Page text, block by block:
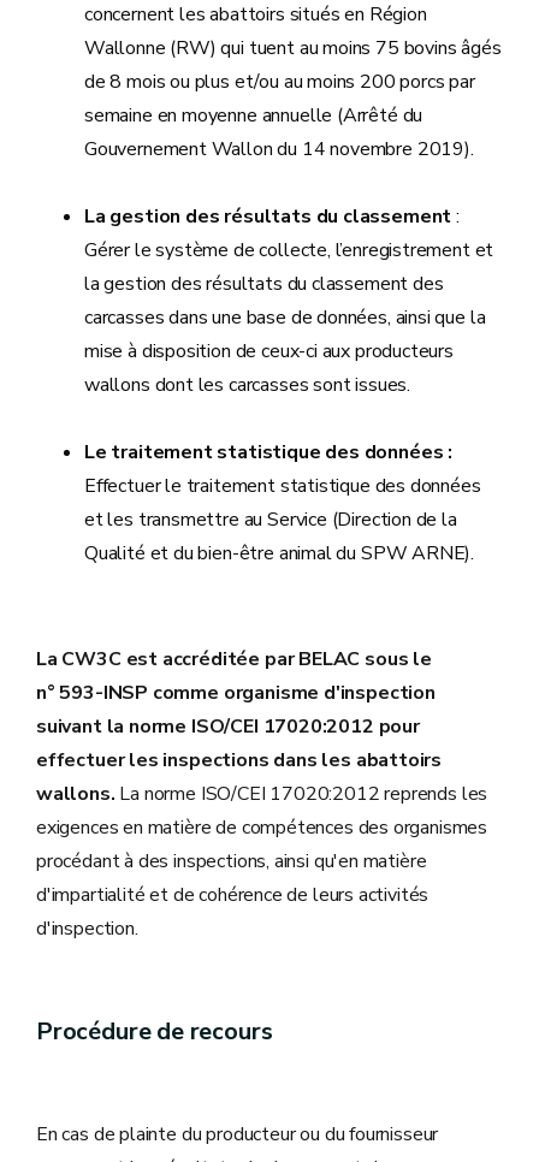
concernent les abattoirs situés en Région
Wallonne (RW) qui tuent au moins 75 bovins âgés
de 8 mois ou plus et/ou au moins 200 porcs par
semaine en moyenne annuelle (Arrêté du
Gouvernement Wallon du 14 novembre 2019).
La gestion des résultats du classement:
Gérer le système de collecte, l’enregistrement et
la gestion des résultats du classement des
carcasses dans une base de données, ainsi que la
mise à disposition de ceux-ci aux producteurs
wallons dont les carcasses sont issues.
Le traitement statistique des données :
Effectuer le traitement statistique des données
et les transmettre au Service (Direction de la
Qualité et du bien-être animal du SPW ARNE).
La CW3C est accréditée par BELAC sous le
n° 593-INSP comme organisme d'inspection
suivant la norme ISO/CEI 17020:2012 pour
effectuer les inspections dans les abattoirs
wallons. La norme ISO/CEI 17020:2012 reprends les
exigences en matière de compétences des organismes
procédant à des inspections, ainsi qu'en matière
d'impartialité et de cohérence de leurs activités
d'inspection.
Procédure de recours
En cas de plainte du producteur ou du fournisseur